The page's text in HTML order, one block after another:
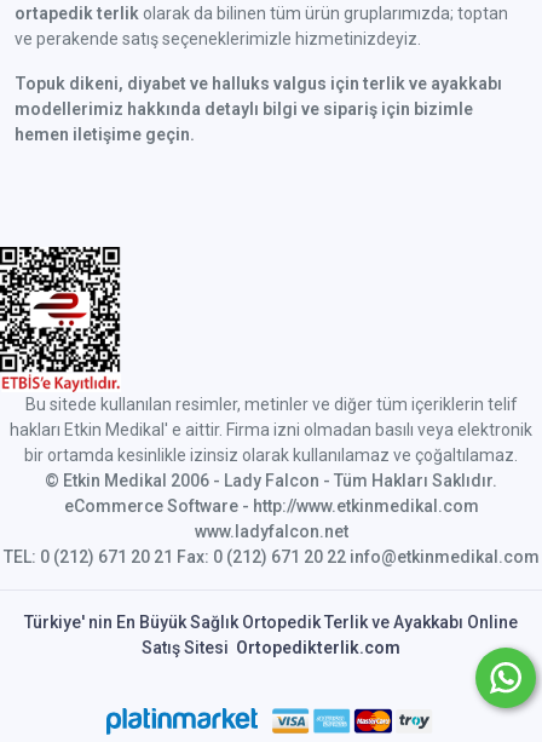
ortapedik terlik olarak da bilinen tüm ürün gruplarımızda; toptan
ve perakende satış seçeneklerimizle hizmetinizdeyiz.
Topuk dikeni, diyabet ve halluks valgus için terlik ve ayakkabı
modellerimiz hakkında detaylı bilgi ve sipariş için bizimle
hemen iletişime geçin.
Bu sitede kullanılan resimler, metinler ve diğer tüm içeriklerin telif
hakları Etkin Medikal' e aittir. Firma izni olmadan basılı veya elektronik
bir ortamda kesinlikle izinsiz olarak kullanılamaz ve çoğaltılamaz.
© Etkin Medikal 2006 - Lady Falcon - Tüm Hakları Saklıdır.
eCommerce Software - http://www.etkinmedikal.com
www.ladyfalcon.net
TEL: 0 (212) 671 20 21 Fax: 0 (212) 671 20 22 info@etkinmedikal.com
Türkiye' nin En Büyük Sağlık Ortopedik Terlik ve Ayakkabı Online
Satış Sitesi Ortopedikterlik.com